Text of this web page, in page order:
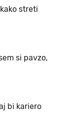
streti
si pavzo,
bi kariero